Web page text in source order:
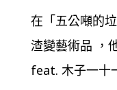
在「五公噸的
渣變藝術品 ，
feat. 木子一十